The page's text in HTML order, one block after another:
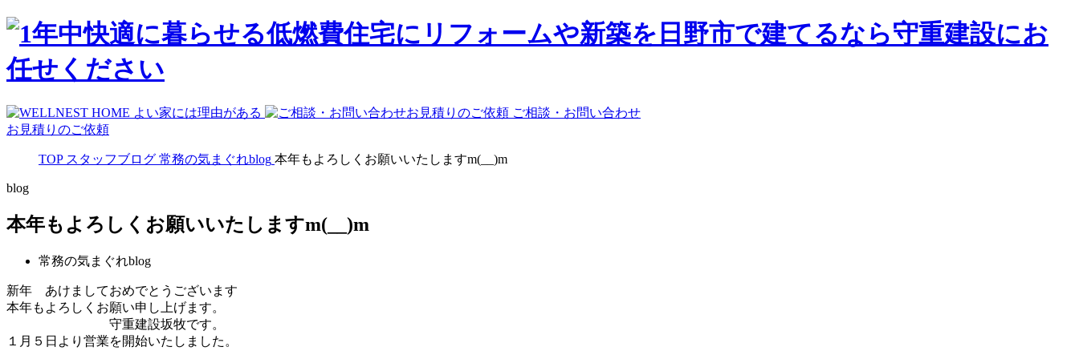
ご相談・お問い合わせ
お見積りのご依頼
TOP スタッフブログ 常務の気まぐれblog 本年もよろしくお願いいたしますm(__)m
blog
本年もよろしくお願いいたしますm(__)m
常務の気まぐれblog
新年 あけましておめでとうございます
本年もよろしくお願い申し上げます。
守重建設坂牧です。
１月５日より営業を開始いたしました。